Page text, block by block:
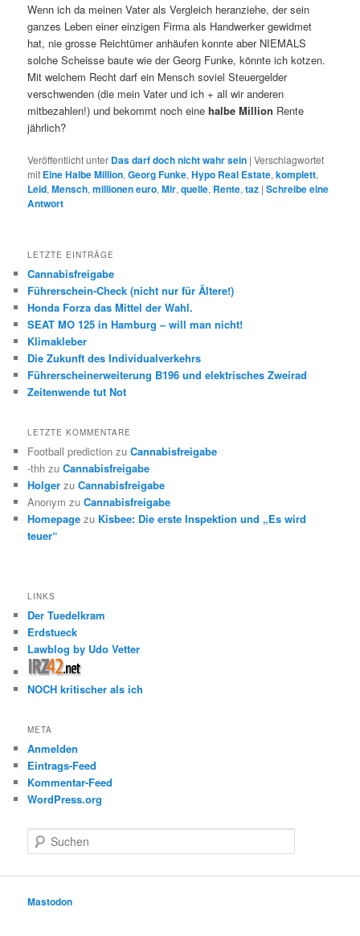
Wenn ich da meinen Vater als Vergleich heranziehe, der sein
ganzes Leben einer einzigen Firma als Handwerker gewidmet
hat, nie grosse Reichtümer anhäufen konnte aber NIEMALS
solche Scheisse baute wie der Georg Funke, könnte ich kotzen.
Mit welchem Recht darf ein Mensch soviel Steuergelder
verschwenden (die mein Vater und ich + all wir anderen
mitbezahlen!) und bekommt noch einehalbe Million Rente
jährlich?
Veröffentlicht unter Das darf doch nicht wahr sein |Verschlagwortet
mit Eine Halbe Million,Georg Funke,Hypo Real Estate,komplett,
Leid,Mensch,millionen euro,Mir,quelle, Rente,taz |Schreibe eine
Antwort
LETZTE EINTRÄGE
Cannabisfreigabe
Führerschein-Check (nicht nur für Ältere!)
Honda Forza das Mittel der Wahl.
SEAT MO 125 in Hamburg – will man nicht!
Klimakleber
Die Zukunft des Individualverkehrs
Führerscheinerweiterung B196 und elektrisches Zweirad
Zeitenwende tut Not
LETZTE KOMMENTARE
Football prediction zuCannabisfreigabe
-thh zuCannabisfreigabe
Holger zuCannabisfreigabe
Anonym zuCannabisfreigabe
Homepage zu Kisbee: Die erste Inspektion und „Es wird
teuer“
LINKS
Der Tuedelkram
Erdstueck
Lawblog by Udo Vetter
NOCH kritischer als ich
META
Anmelden
Eintrags-Feed
Kommentar-Feed
WordPress.org
u
e
Mastodon